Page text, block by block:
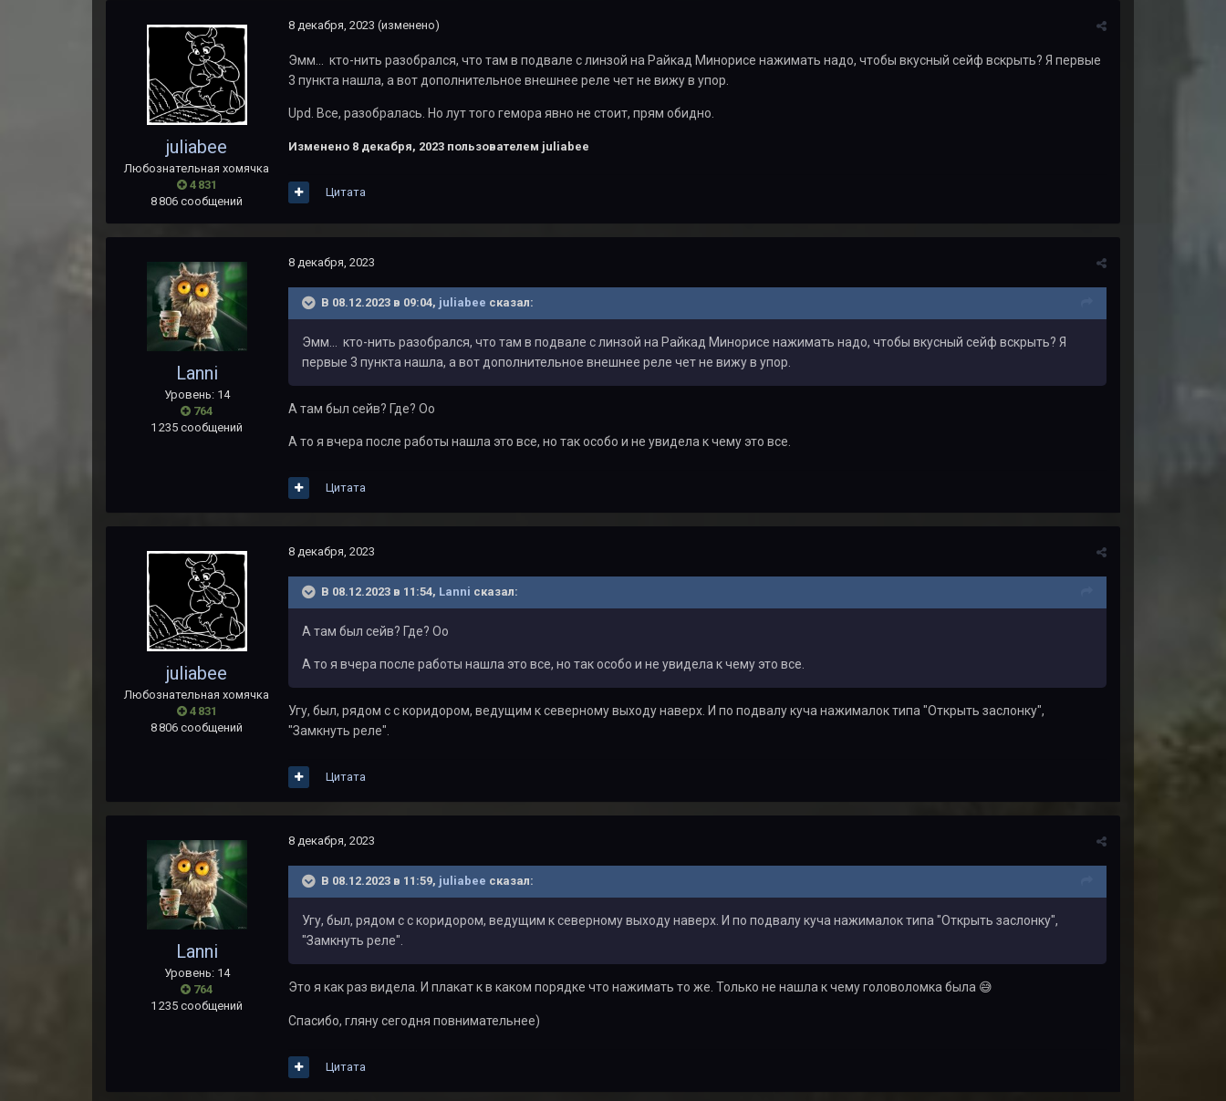
juliabee
Любознательная хомячка
4 831
8 806 сообщений
8 декабря, 2023 (изменено)
Эмм... кто-нить разобрался, что там в подвале с линзой на Райкад Минорисе нажимать надо, чтобы вкусный сейф вскрыть? Я первые
3 пункта нашла, а вот дополнительное внешнее реле чет не вижу в упор.
Upd. Все, разобралась. Но лут того гемора явно не стоит, прям обидно.
Изменено 8 декабря, 2023пользователем juliabee
Цитата
Lanni
Уровень: 14
764
1 235 сообщений
8 декабря, 2023
В 08.12.2023 в 09:04, juliabee сказал:
Эмм... кто-нить разобрался, что там в подвале с линзой на Райкад Минорисе нажимать надо, чтобы вкусный сейф вскрыть? Я
первые 3 пункта нашла, а вот дополнительное внешнее реле чет не вижу в упор.
А там был сейв? Где? Оо
А то я вчера после работы нашла это все, но так особо и не увидела к чему это все.
Цитата
juliabee
Любознательная хомячка
4 831
8 806 сообщений
8 декабря, 2023
В 08.12.2023 в 11:54, Lanni сказал:
А там был сейв? Где? Оо
А то я вчера после работы нашла это все, но так особо и не увидела к чему это все.
Угу, был, рядом с с коридором, ведущим к северному выходу наверх. И по подвалу куча нажималок типа "Открыть заслонку",
"Замкнуть реле".
Цитата
Lanni
Уровень: 14
764
1 235 сообщений
8 декабря, 2023
В 08.12.2023 в 11:59, juliabee сказал:
Угу, был, рядом с с коридором, ведущим к северному выходу наверх. И по подвалу куча нажималок типа "Открыть заслонку",
"Замкнуть реле".
Это я как раз видела. И плакат к в каком порядке что нажимать то же. Только не нашла к чему головоломка была 😅
Спасибо, гляну сегодня повнимательнее)
Цитата